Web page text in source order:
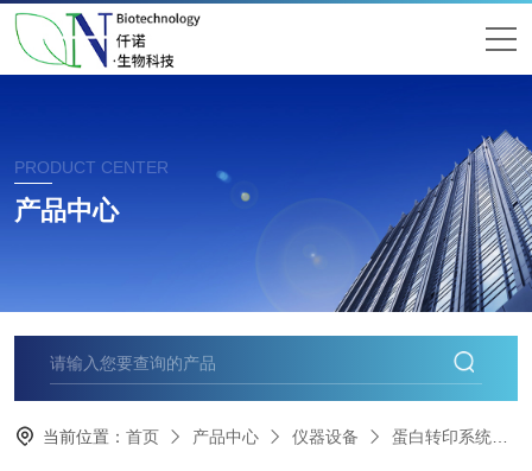
PRODUCT CENTER
产品中心
当前位置： 首页 产品中心 仪器设备 蛋白转印系统